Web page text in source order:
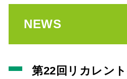
NEWS
第22回リカレン